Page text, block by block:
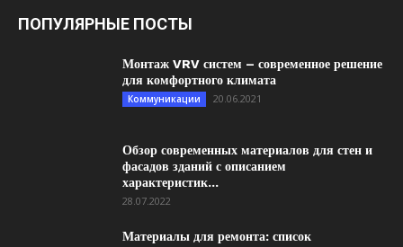
ПОПУЛЯРНЫЕ ПОСТЫ
Монтаж VRV систем – современное решение
для комфортного климата
Коммуникации 20.06.2021
Обзор современных материалов для стен и
фасадов зданий с описанием
характеристик...
28.07.2022
Материалы для ремонта: список